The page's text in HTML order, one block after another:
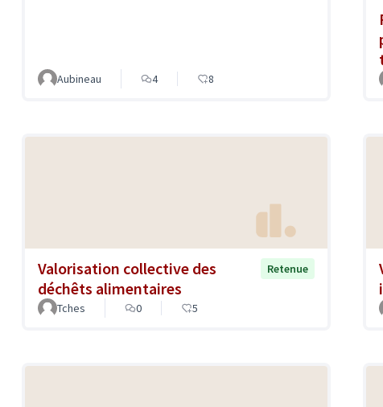
Aubineau 4 8
Valorisation collective des
déchêts alimentaires
Retenue
Tches 0 5